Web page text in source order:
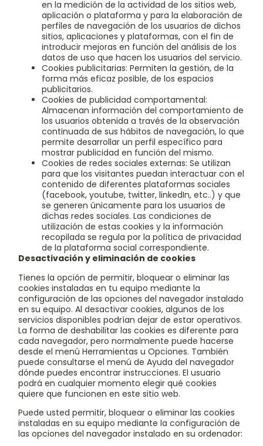
en la medición de la actividad de los sitios web,
aplicación o plataforma y para la elaboración de
perfiles de navegación de los usuarios de dichos
sitios, aplicaciones y plataformas, con el fin de
introducir mejoras en función del análisis de los
datos de uso que hacen los usuarios del servicio.
Cookies publicitarias: Permiten la gestión, de la
forma más eficaz posible, de los espacios
publicitarios.
Cookies de publicidad comportamental:
Almacenan información del comportamiento de
los usuarios obtenida a través de la observación
continuada de sus hábitos de navegación, lo que
permite desarrollar un perfil específico para
mostrar publicidad en función del mismo.
Cookies de redes sociales externas: Se utilizan
para que los visitantes puedan interactuar con el
contenido de diferentes plataformas sociales
(facebook, youtube, twitter, linkedIn, etc..) y que
se generen únicamente para los usuarios de
dichas redes sociales. Las condiciones de
utilización de estas cookies y la información
recopilada se regula por la política de privacidad
de la plataforma social correspondiente.
Desactivación y eliminación de cookies
Tienes la opción de permitir, bloquear o eliminar las
cookies instaladas en tu equipo mediante la
configuración de las opciones del navegador instalado
en su equipo. Al desactivar cookies, algunos de los
servicios disponibles podrían dejar de estar operativos.
La forma de deshabilitar las cookies es diferente para
cada navegador, pero normalmente puede hacerse
desde el menú Herramientas u Opciones. También
puede consultarse el menú de Ayuda del navegador
dónde puedes encontrar instrucciones. El usuario
podrá en cualquier momento elegir qué cookies
quiere que funcionen en este sitio web.
Puede usted permitir, bloquear o eliminar las cookies
instaladas en su equipo mediante la configuración de
las opciones del navegador instalado en su ordenador: